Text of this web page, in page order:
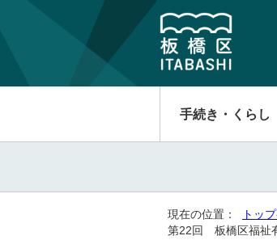
手続き・くらし
現在の位置： トッ
第22回 板橋区福祉